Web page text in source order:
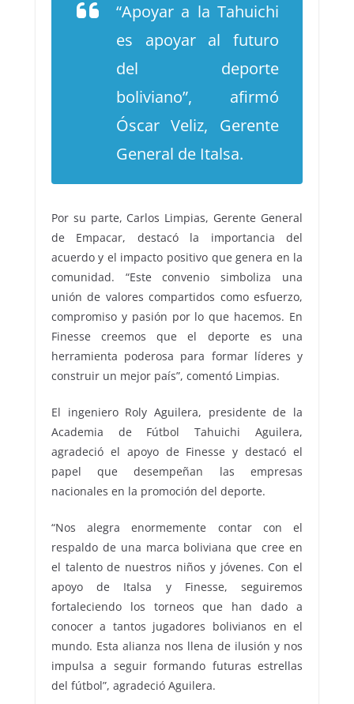
“Apoyar a la Tahuichi
es apoyar al futuro
del deporte
boliviano”, afirmó
Óscar Veliz, Gerente
General de Italsa.
Por su parte, Carlos Limpias, Gerente General
de Empacar, destacó la importancia del
acuerdo y el impacto positivo que genera en la
comunidad. “Este convenio simboliza una
unión de valores compartidos como esfuerzo,
compromiso y pasión por lo que hacemos. En
Finesse creemos que el deporte es una
herramienta poderosa para formar líderes y
construir un mejor país”, comentó Limpias.
El ingeniero Roly Aguilera, presidente de la
Academia de Fútbol Tahuichi Aguilera,
agradeció el apoyo de Finesse y destacó el
papel que desempeñan las empresas
nacionales en la promoción del deporte.
“Nos alegra enormemente contar con el
respaldo de una marca boliviana que cree en
el talento de nuestros niños y jóvenes. Con el
apoyo de Italsa y Finesse, seguiremos
fortaleciendo los torneos que han dado a
conocer a tantos jugadores bolivianos en el
mundo. Esta alianza nos llena de ilusión y nos
impulsa a seguir formando futuras estrellas
del fútbol”, agradeció Aguilera.